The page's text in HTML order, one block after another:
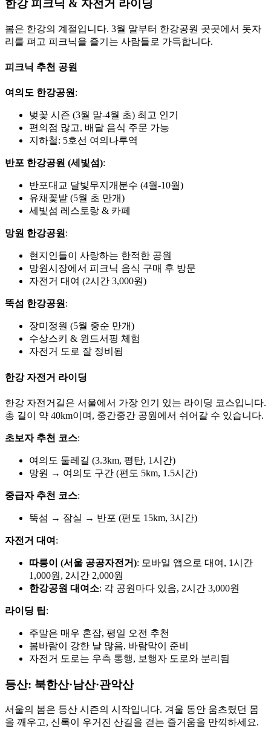
한강 피크닉 & 자전거 라이딩
봄은 한강의 계절입니다. 3월 말부터 한강공원 곳곳에서 돗자
리를 펴고 피크닉을 즐기는 사람들로 가득합니다.
피크닉 추천 공원
여의도 한강공원 :
벚꽃 시즌 (3월 말-4월 초) 최고 인기
편의점 많고, 배달 음식 주문 가능
지하철: 5호선 여의나루역
반포 한강공원 (세빛섬):
반포대교 달빛무지개분수 (4월-10월)
유채꽃밭 (5월 초 만개)
세빛섬 레스토랑 & 카페
망원 한강공원 :
현지인들이 사랑하는 한적한 공원
망원시장에서 피크닉 음식 구매 후 방문
자전거 대여 (2시간 3,000원)
뚝섬 한강공원 :
장미정원 (5월 중순 만개)
수상스키 & 윈드서핑 체험
자전거 도로 잘 정비됨
한강 자전거 라이딩
한강 자전거길은 서울에서 가장 인기 있는 라이딩 코스입니다.
총 길이 약 40km이며, 중간중간 공원에서 쉬어갈 수 있습니다.
초보자 추천 코스:
여의도 둘레길 (3.3km, 평탄, 1시간)
망원 → 여의도 구간 (편도 5km, 1.5시간)
중급자 추천 코스:
뚝섬 → 잠실 → 반포 (편도 15km, 3시간)
자전거 대여 :
따릉이 (서울 공공자전거): 모바일 앱으로 대여, 1시간
1,000원, 2시간 2,000원
한강공원 대여소: 각 공원마다 있음, 2시간 3,000원
라이딩 팁:
주말은 매우 혼잡, 평일 오전 추천
봄바람이 강한 날 많음, 바람막이 준비
자전거 도로는 우측 통행, 보행자 도로와 분리됨
등산: 북한산·남산·관악산
서울의 봄은 등산 시즌의 시작입니다. 겨울 동안 움츠렸던 몸
을 깨우고, 신록이 우거진 산길을 걷는 즐거움을 만끽하세요.